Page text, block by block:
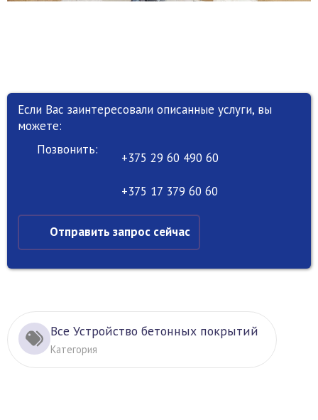
Если Вас заинтересовали описанные услуги, вы
можете:
Позвонить:
+375 29 60 490 60
+375 17 379 60 60
Отправить запрос сейчас
Все Устройство бетонных покрытий
Категория